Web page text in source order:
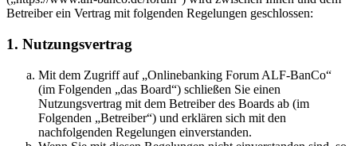
Betreiber ein Vertrag mit folgenden Regelungen geschlossen:
1. Nutzungsvertrag
Mit dem Zugriff auf „Onlinebanking Forum ALF-BanCo“
(im Folgenden „das Board“) schließen Sie einen
Nutzungsvertrag mit dem Betreiber des Boards ab (im
Folgenden „Betreiber“) und erklären sich mit den
nachfolgenden Regelungen einverstanden.